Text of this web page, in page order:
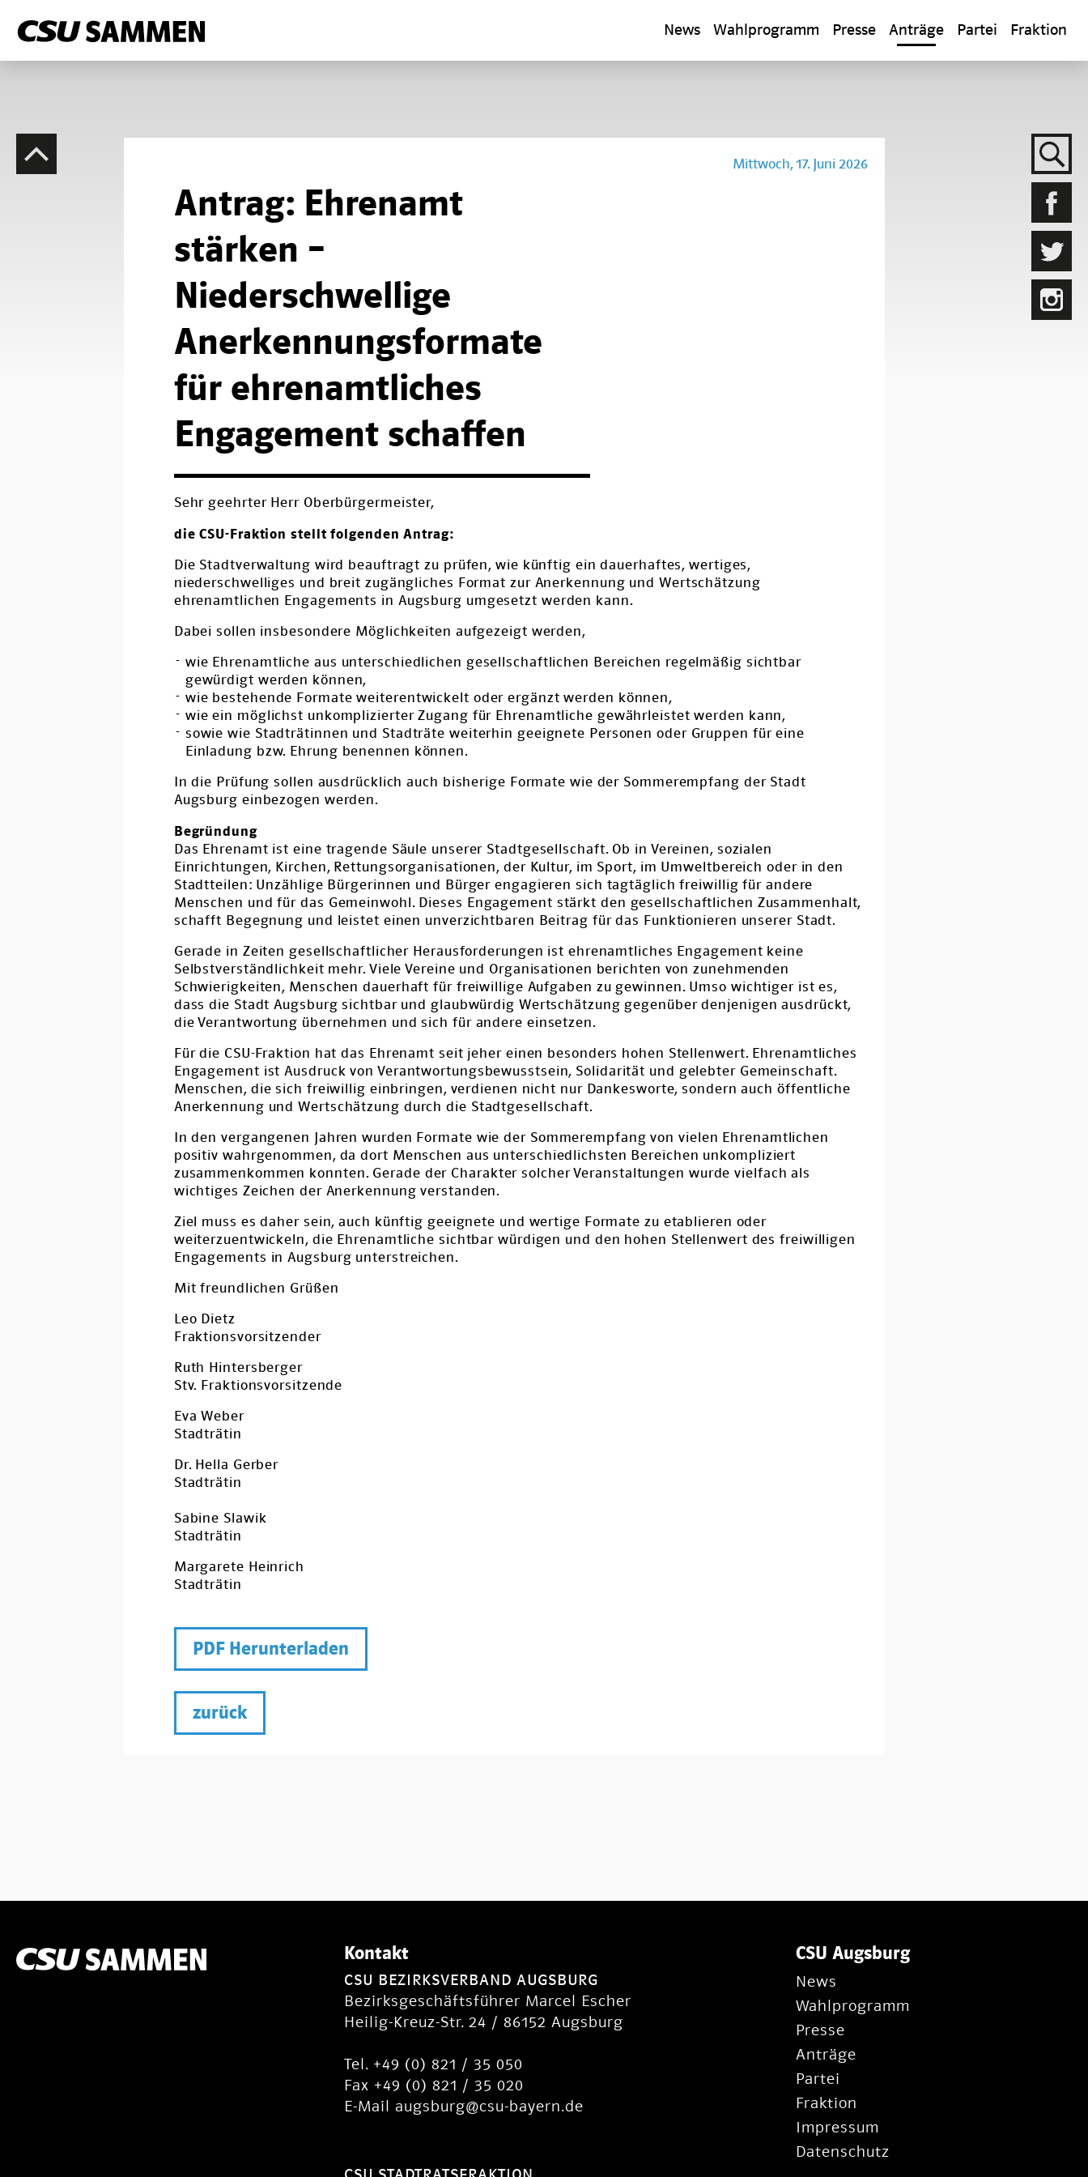
News Wahlprogramm Presse Anträge Partei Fraktion
Mittwoch, 17. Juni 2026
Antrag: Ehrenamt
stärken –
Niederschwellige
Anerkennungsformate
für ehrenamtliches
Engagement schaffen
Sehr geehrter Herr Oberbürgermeister,
die CSU-Fraktion stellt folgenden Antrag:
Die Stadtverwaltung wird beauftragt zu prüfen, wie künftig ein dauerhaftes, wertiges,
niederschwelliges und breit zugängliches Format zur Anerkennung und Wertschätzung
ehrenamtlichen Engagements in Augsburg umgesetzt werden kann.
Dabei sollen insbesondere Möglichkeiten aufgezeigt werden,
wie Ehrenamtliche aus unterschiedlichen gesellschaftlichen Bereichen regelmäßig sichtbar
gewürdigt werden können,
wie bestehende Formate weiterentwickelt oder ergänzt werden können,
wie ein möglichst unkomplizierter Zugang für Ehrenamtliche gewährleistet werden kann,
sowie wie Stadträtinnen und Stadträte weiterhin geeignete Personen oder Gruppen für eine
Einladung bzw. Ehrung benennen können.
In die Prüfung sollen ausdrücklich auch bisherige Formate wie der Sommerempfang der Stadt
Augsburg einbezogen werden.
Begründung
Das Ehrenamt ist eine tragende Säule unserer Stadtgesellschaft. Ob in Vereinen, sozialen
Einrichtungen, Kirchen, Rettungsorganisationen, der Kultur, im Sport, im Umweltbereich oder in den
Stadtteilen: Unzählige Bürgerinnen und Bürger engagieren sich tagtäglich freiwillig für andere
Menschen und für das Gemeinwohl. Dieses Engagement stärkt den gesellschaftlichen Zusammenhalt,
schafft Begegnung und leistet einen unverzichtbaren Beitrag für das Funktionieren unserer Stadt.
Gerade in Zeiten gesellschaftlicher Herausforderungen ist ehrenamtliches Engagement keine
Selbstverständlichkeit mehr. Viele Vereine und Organisationen berichten von zunehmenden
Schwierigkeiten, Menschen dauerhaft für freiwillige Aufgaben zu gewinnen. Umso wichtiger ist es,
dass die Stadt Augsburg sichtbar und glaubwürdig Wertschätzung gegenüber denjenigen ausdrückt,
die Verantwortung übernehmen und sich für andere einsetzen.
Für die CSU-Fraktion hat das Ehrenamt seit jeher einen besonders hohen Stellenwert. Ehrenamtliches
Engagement ist Ausdruck von Verantwortungsbewusstsein, Solidarität und gelebter Gemeinschaft.
Menschen, die sich freiwillig einbringen, verdienen nicht nur Dankesworte, sondern auch öffentliche
Anerkennung und Wertschätzung durch die Stadtgesellschaft.
In den vergangenen Jahren wurden Formate wie der Sommerempfang von vielen Ehrenamtlichen
positiv wahrgenommen, da dort Menschen aus unterschiedlichsten Bereichen unkompliziert
zusammenkommen konnten. Gerade der Charakter solcher Veranstaltungen wurde vielfach als
wichtiges Zeichen der Anerkennung verstanden.
Ziel muss es daher sein, auch künftig geeignete und wertige Formate zu etablieren oder
weiterzuentwickeln, die Ehrenamtliche sichtbar würdigen und den hohen Stellenwert des freiwilligen
Engagements in Augsburg unterstreichen.
Mit freundlichen Grüßen
Leo Dietz
Fraktionsvorsitzender
Ruth Hintersberger
Stv. Fraktionsvorsitzende
Eva Weber
Stadträtin
Dr. Hella Gerber
Stadträtin
Sabine Slawik
Stadträtin
Margarete Heinrich
Stadträtin
PDF Herunterladen
zurück
Kontakt
CSU BEZIRKSVERBAND AUGSBURG
Bezirksgeschäftsführer Marcel Escher
Heilig-Kreuz-Str. 24 / 86152 Augsburg
Tel. +49 (0) 821 / 35 050
Fax +49 (0) 821 / 35 020
E-Mail augsburg@csu-bayern.de
CSU Augsburg
News
Wahlprogramm
Presse
Anträge
Partei
Fraktion
Impressum
Datenschutz